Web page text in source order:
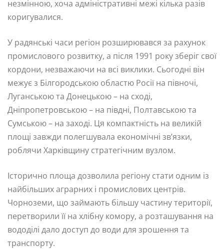
незмінною, хоча адміністративні межі кілька разів
коригувалися.
У радянські часи регіон розширювався за рахунок
промислового розвитку, а після 1991 року зберіг свої
кордони, незважаючи на всі виклики. Сьогодні він
межує з Білгородською областю Росії на півночі,
Луганською та Донецькою – на сході,
Дніпропетровською – на півдні, Полтавською та
Сумською – на заході. Ця компактність на великій
площі завжди полегшувала економічні зв’язки,
роблячи Харківщину стратегічним вузлом.
Історично площа дозволила регіону стати одним із
найбільших аграрних і промислових центрів.
Чорноземи, що займають більшу частину території,
перетворили її на хлібну комору, а розташування на
вододілі дало доступ до води для зрошення та
транспорту.